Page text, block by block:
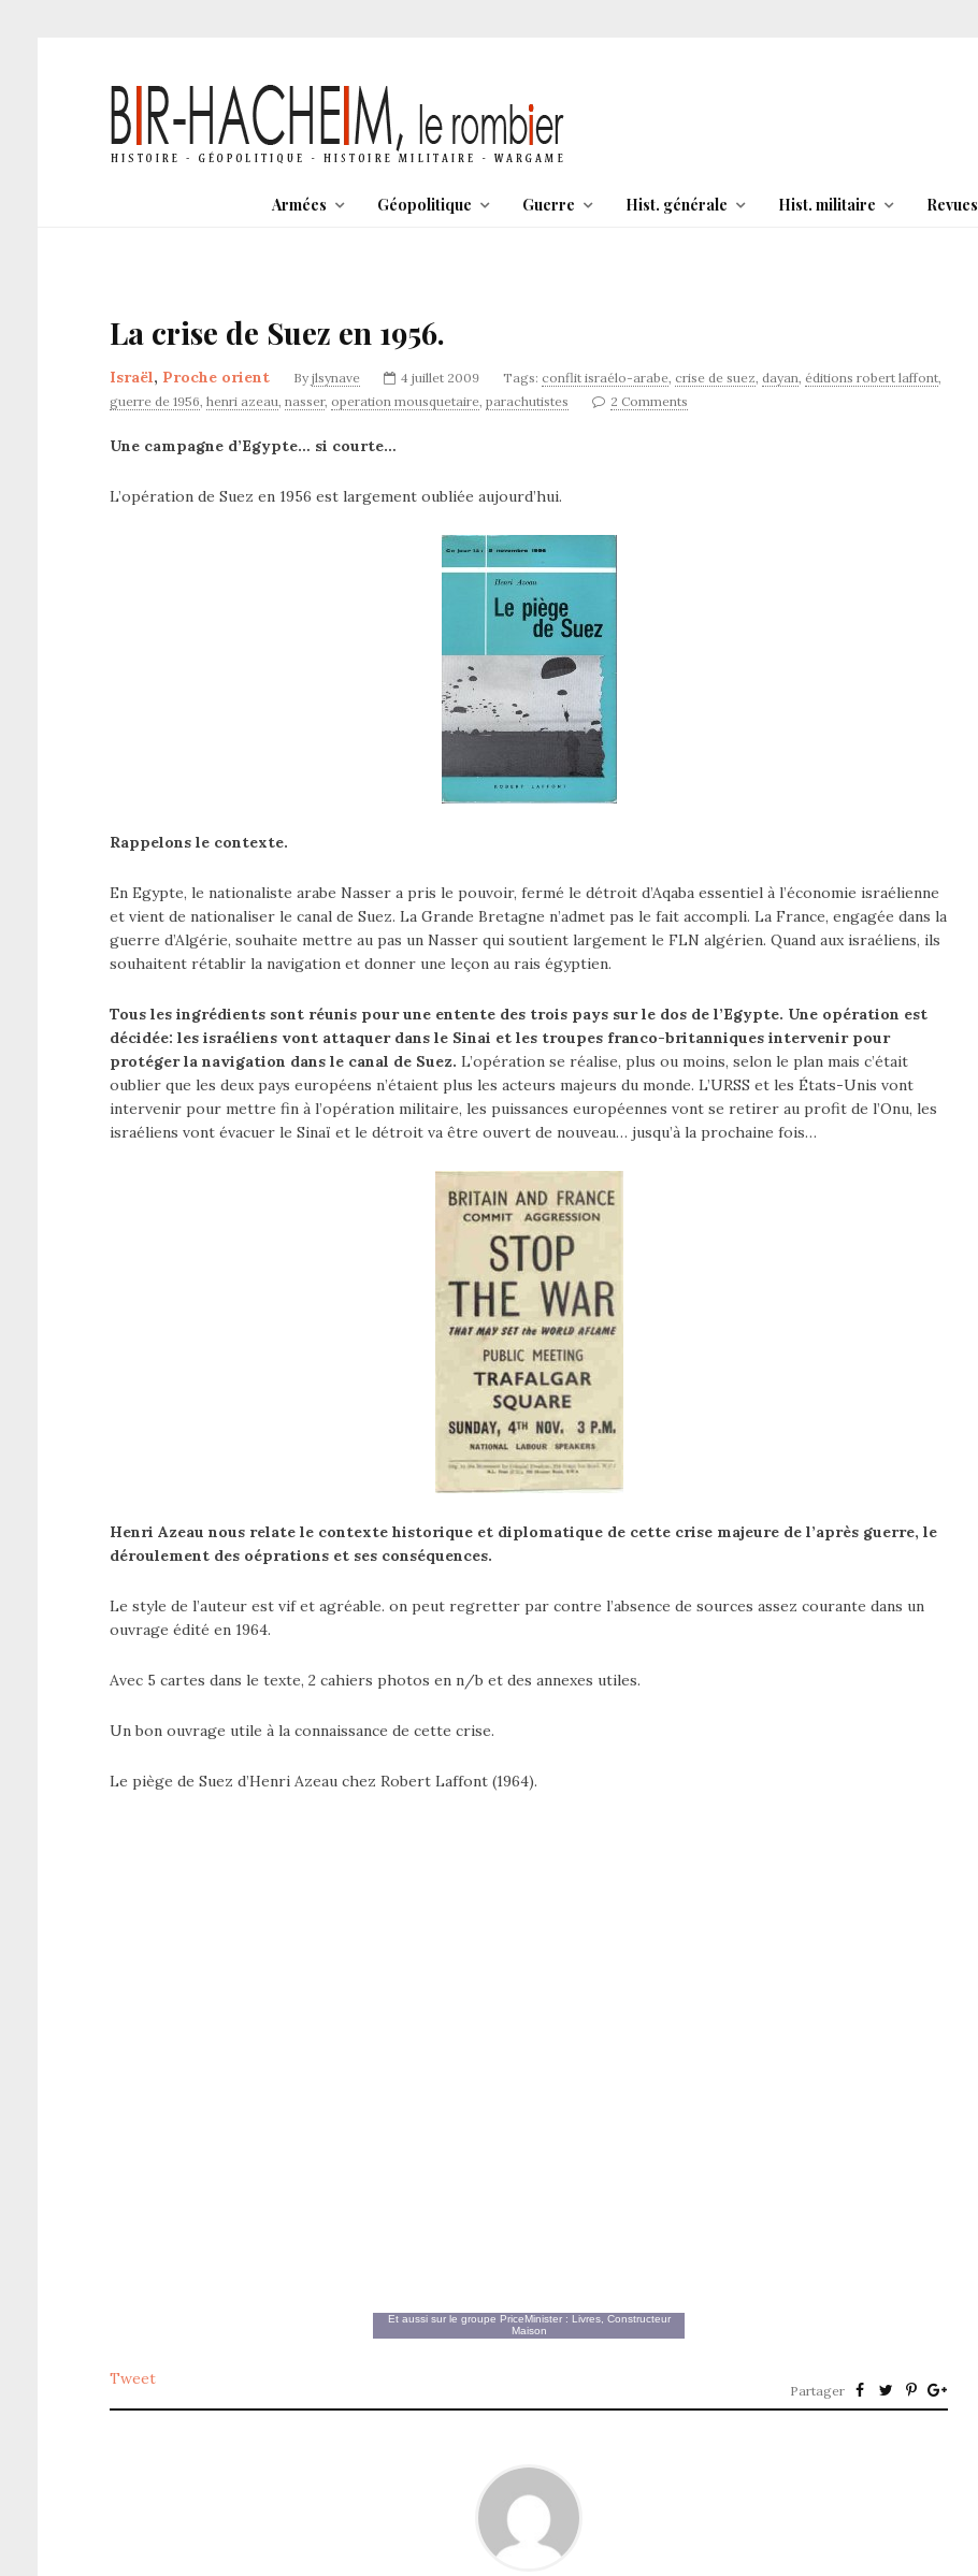
Armées Géopolitique Guerre Hist. générale Hist. militaire Revues
La crise de Suez en 1956.
Israël, Proche orient By jlsynave 4 juillet 2009 Tags: conflit israélo-arabe, crise de suez, dayan, éditions robert laffont,
guerre de 1956, henri azeau, nasser, operation mousquetaire, parachutistes 2 Comments
Une campagne d’Egypte… si courte…
L’opération de Suez en 1956 est largement oubliée aujourd’hui.
Rappelons le contexte.
En Egypte, le nationaliste arabe Nasser a pris le pouvoir, fermé le détroit d’Aqaba essentiel à l’économie israélienne
et vient de nationaliser le canal de Suez. La Grande Bretagne n’admet pas le fait accompli. La France, engagée dans la
guerre d’Algérie, souhaite mettre au pas un Nasser qui soutient largement le FLN algérien. Quand aux israéliens, ils
souhaitent rétablir la navigation et donner une leçon au rais égyptien.
Tous les ingrédients sont réunis pour une entente des trois pays sur le dos de l’Egypte. Une opération est
décidée: les israéliens vont attaquer dans le Sinai et les troupes franco-britanniques intervenir pour
protéger la navigation dans le canal de Suez. L’opération se réalise, plus ou moins, selon le plan mais c’était
oublier que les deux pays européens n’étaient plus les acteurs majeurs du monde. L’URSS et les États-Unis vont
intervenir pour mettre fin à l’opération militaire, les puissances européennes vont se retirer au profit de l’Onu, les
israéliens vont évacuer le Sinaï et le détroit va être ouvert de nouveau… jusqu’à la prochaine fois…
Henri Azeau nous relate le contexte historique et diplomatique de cette crise majeure de l’après guerre, le
déroulement des oéprations et ses conséquences.
Le style de l’auteur est vif et agréable. on peut regretter par contre l’absence de sources assez courante dans un
ouvrage édité en 1964.
Avec 5 cartes dans le texte, 2 cahiers photos en n/b et des annexes utiles.
Un bon ouvrage utile à la connaissance de cette crise.
Le piège de Suez d’Henri Azeau chez Robert Laffont (1964).
Et aussi sur le groupe PriceMinister: Livres, Constructeur
Maison
Tweet
Partager